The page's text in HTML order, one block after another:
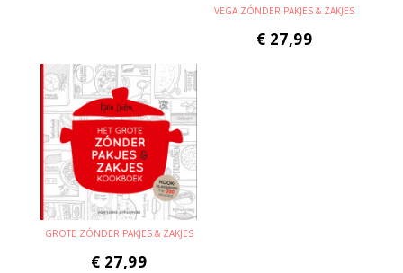
VEGA ZÓNDER PAKJES & ZAKJES
€ 27,99
GROTE ZÓNDER PAKJES & ZAKJES
€ 27,99